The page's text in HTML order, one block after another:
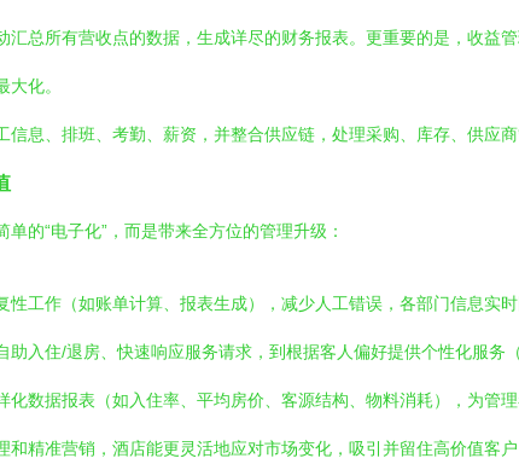
汇总所有营收点的数据，生成详尽的财务报表。更重要的是，收
化。
信息、排班、考勤、薪资，并整合供应链，处理采购、库存、供应
的“电子化”，而是带来全方位的管理升级：
性工作（如账单计算、报表生成），减少人工错误，各部门信息实
助入住/退房、快速响应服务请求，到根据客人偏好提供个性化服务
化数据报表（如入住率、平均房价、客源结构、物料消耗），为管
和精准营销，酒店能更灵活地应对市场变化，吸引并留住高价值客